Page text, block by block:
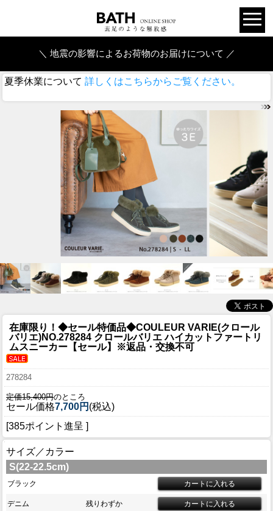
＼ 地震の影響によるお荷物のお届けについて ／
夏季休業について 詳しくはこちらからご覧ください。
在庫限り！◆セール特価品◆COULEUR VARIE(クロール
バリエ)NO.278284 クロールバリエ ハイカットファートリ
ムスニーカー【セール】※返品・交換不可
278284
定価15,400円のところ
セール価格7,700円 (税込)
[385ポイント進呈 ]
サイズ／カラー
S(22-22.5cm)
ブラック
デニム 残りわずか